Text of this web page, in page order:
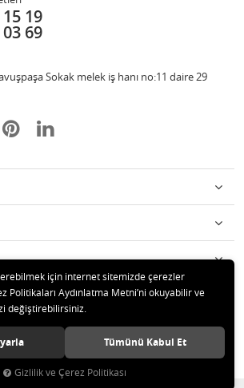
19
69
Sokak melek iş hanı no:11 daire 29
ve Parti Malzemeleri Merkezi Tüm hakları
saklıdır.
için internet sitemizde çerezler
Politikaları Aydınlatma Metni’ni okuyabilir ve
değiştirebilirsiniz.
Tümünü Kabul Et
Gizlilik ve Çerez Politikası